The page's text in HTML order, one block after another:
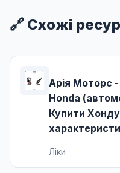
🔗 Схожі
Арія Моторс
Honda
Купити Хонду
Ліки